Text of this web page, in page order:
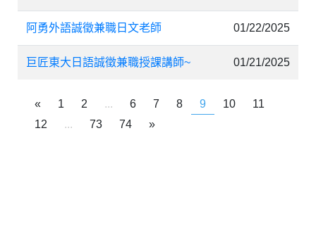
阿勇外語誠徵兼職日文老師 01/22/2025
巨匠東大日語誠徵兼職授課講師~ 01/21/2025
« 1 2 ... 6 7 8 9 10
11
12
... 73 74 »